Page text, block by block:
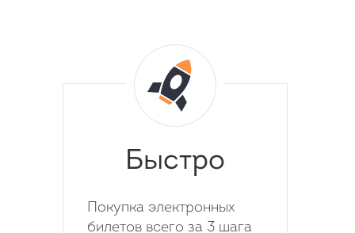
Быстро
Покупка электронных
билетов всего за 3 шага